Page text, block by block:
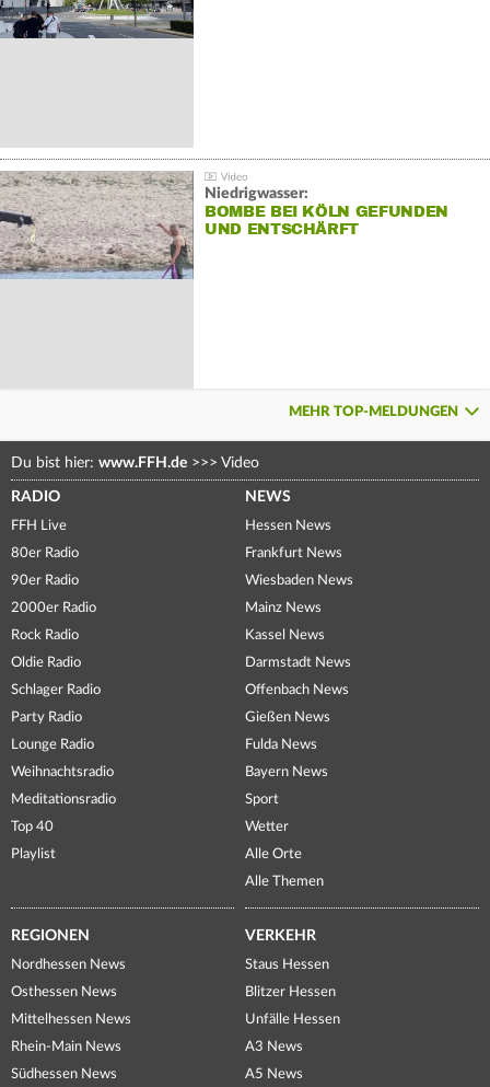
Niedrigwasser:
BOMBE BEI KÖLN GEFUNDEN
UND ENTSCHÄRFT
MEHR TOP-MELDUNGEN
Du bist hier: www.FFH.de >>> Video
RADIO
FFH Live
80er Radio
90er Radio
2000er Radio
Rock Radio
Oldie Radio
Schlager Radio
Party Radio
Lounge Radio
Weihnachtsradio
Meditationsradio
Top 40
Playlist
NEWS
Hessen News
Frankfurt News
Wiesbaden News
Mainz News
Kassel News
Darmstadt News
Offenbach News
Gießen News
Fulda News
Bayern News
Sport
Wetter
Alle Orte
Alle Themen
REGIONEN
Nordhessen News
Osthessen News
Mittelhessen News
Rhein-Main News
Südhessen News
VERKEHR
Staus Hessen
Blitzer Hessen
Unfälle Hessen
A3 News
A5 News